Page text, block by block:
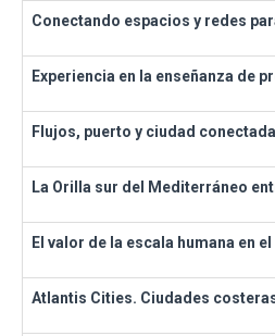
Conectando espacios y redes
Experiencia en la enseñanza de
Flujos, puerto y ciudad
La Orilla sur del Mediterráneo
El valor de la escala humana en
Atlantis Cities. Ciudades